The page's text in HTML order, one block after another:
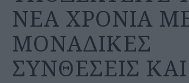
ΝΕΑ ΧΡΟΝΙΑ
ΜΟΝΑΔΙΚΕΣ
ΣΥΝΘΕΣΕΙΣ ΚΑΙ